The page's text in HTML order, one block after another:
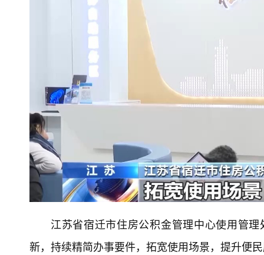
江苏省宿迁市住房公积金管理中心使用管
新，持续精简办事要件，拓宽使用场景，提升便